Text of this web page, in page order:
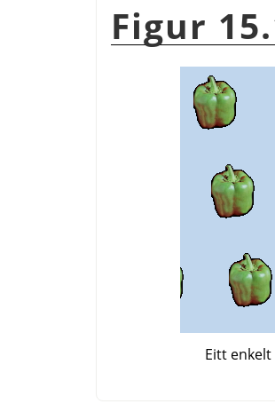
Figur
Eitt enkelt